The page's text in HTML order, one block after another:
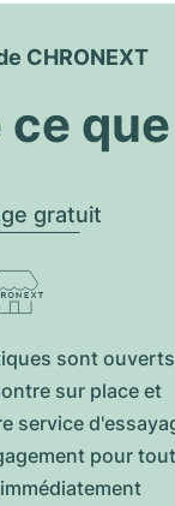
CHRONEXT
gratuit
sont
sur place et
service
pour